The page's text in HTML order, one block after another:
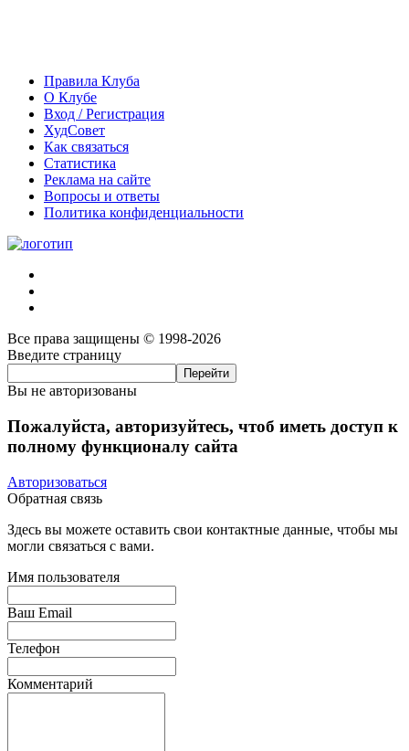
Правила Клуба
О Клубе
Вход / Регистрация
ХудСовет
Как связаться
Статистика
Реклама на сайте
Вопросы и ответы
Политика конфиденциальности
Все права защищены © 1998-2026
Введите страницу
Вы не авторизованы
Пожалуйста, авторизуйтесь, чтоб иметь доступ к
полному функционалу сайта
Авторизоваться
Обратная связь
Здесь вы можете оставить свои контактные данные, чтобы мы
могли связаться с вами.
Имя пользователя
Ваш Email
Телефон
Комментарий